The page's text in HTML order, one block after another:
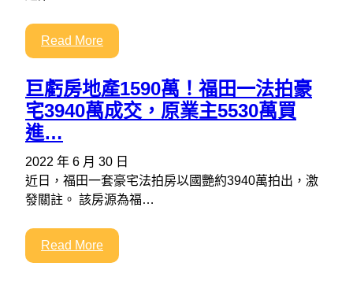
Read More
巨虧房地產1590萬！福田一法拍豪
宅3940萬成交，原業主5530萬買
進…
2022 年 6 月 30 日
近日，福田一套豪宅法拍房以國艷約3940萬拍出，激
發關註。 該房源為福…
Read More